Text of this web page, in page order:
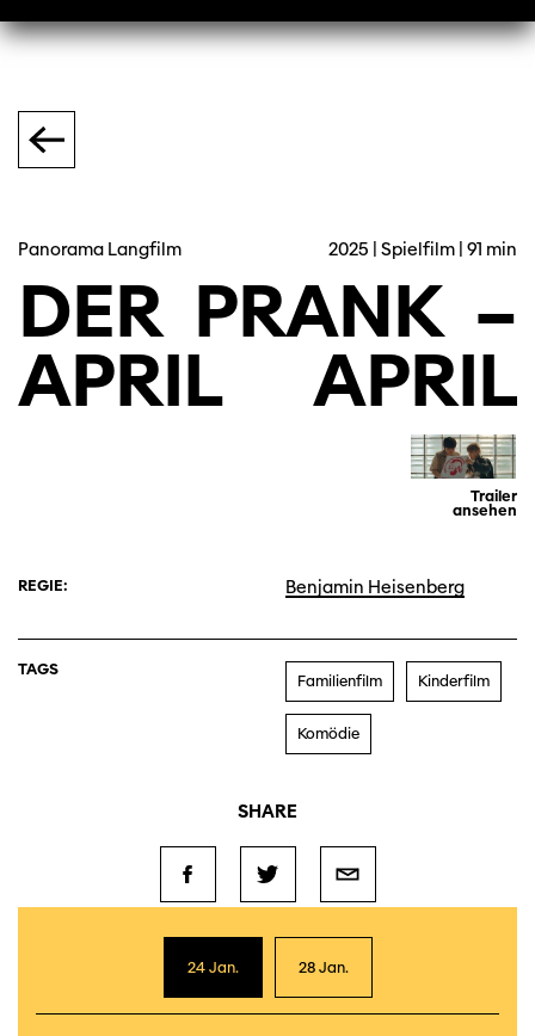
Panorama Langfilm 2025 | Spielfilm | 91 min
DER PRANK –
APRIL APRIL
Trailer
ansehen
REGIE: Benjamin Heisenberg
TAGS
Familienfilm Kinderfilm
Komödie
SHARE
24 Jan. 28 Jan.